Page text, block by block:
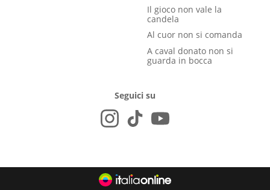
Il gioco non vale la
candela
Al cuor non si comanda
A caval donato non si
guarda in bocca
Seguici su